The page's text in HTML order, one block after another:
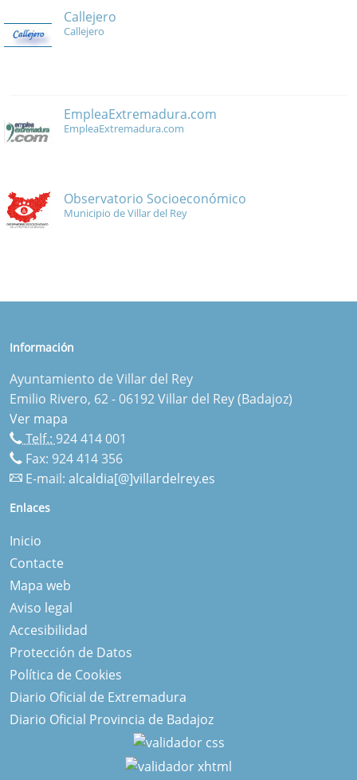
Callejero
Callejero
EmpleaExtremadura.com
EmpleaExtremadura.com
Observatorio Socioeconómico
Municipio de Villar del Rey
Información
Ayuntamiento de Villar del Rey
Emilio Rivero, 62 - 06192 Villar del Rey (Badajoz)
Ver mapa
Telf.: 924 414 001
Fax: 924 414 356
E-mail: alcaldia[@]villardelrey.es
Enlaces
Inicio
Contacte
Mapa web
Aviso legal
Accesibilidad
Protección de Datos
Política de Cookies
Diario Oficial de Extremadura
Diario Oficial Provincia de Badajoz